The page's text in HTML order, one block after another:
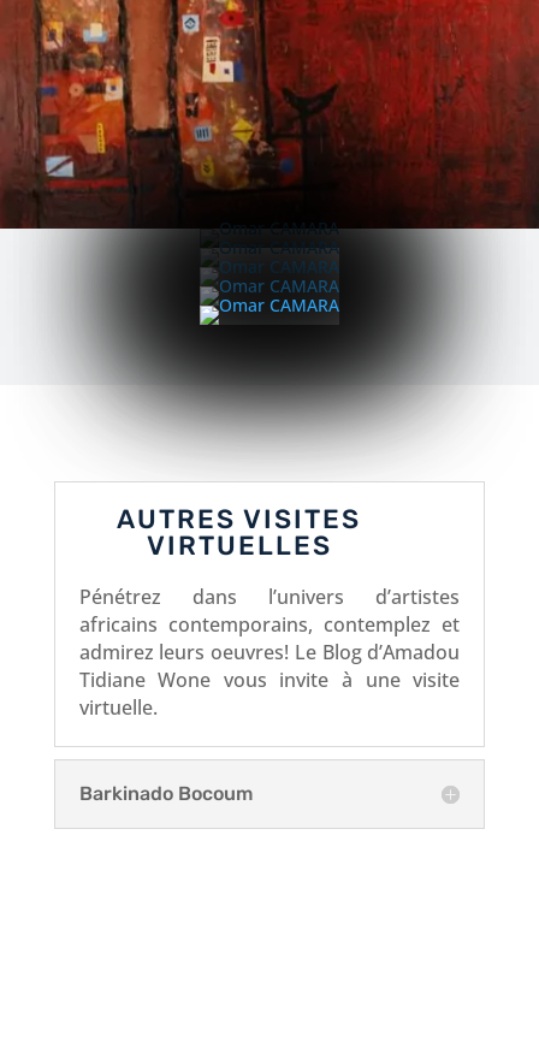
AUTRES VISITES
VIRTUELLES
Pénétrez dans l’univers d’artistes
africains contemporains, contemplez et
admirez leurs oeuvres! Le Blog d’Amadou
Tidiane Wone vous invite à une visite
virtuelle.
Barkinado Bocoum